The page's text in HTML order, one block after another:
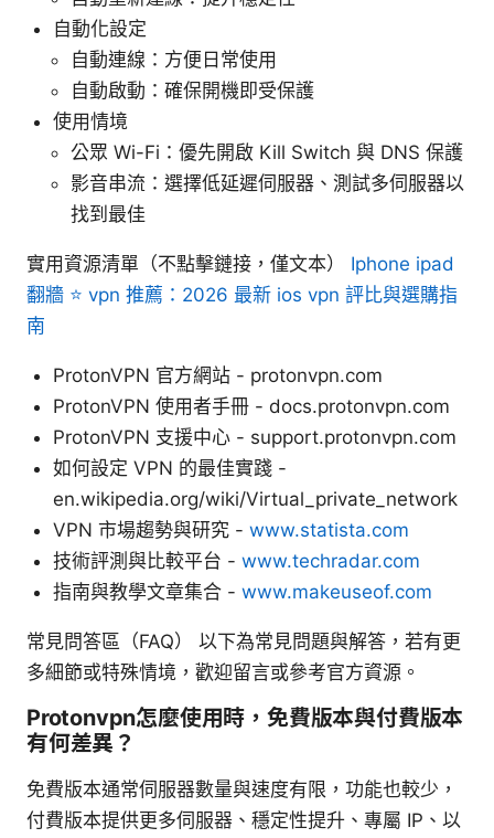
自動化設定
自動連線：方便日常使用
自動啟動：確保開機即受保護
使用情境
公眾 Wi-Fi：優先開啟 Kill Switch 與 DNS 保護
影音串流：選擇低延遲伺服器、測試多伺服器以
找到最佳
實用資源清單（不點擊鏈接，僅文本） Iphone ipad
翻牆 ⭐ vpn 推薦：2026 最新 ios vpn 評比與選購指
南
ProtonVPN 官方網站 - protonvpn.com
ProtonVPN 使用者手冊 - docs.protonvpn.com
ProtonVPN 支援中心 - support.protonvpn.com
如何設定 VPN 的最佳實踐 -
en.wikipedia.org/wiki/Virtual_private_network
VPN 市場趨勢與研究 - www.statista.com
技術評測與比較平台 - www.techradar.com
指南與教學文章集合 - www.makeuseof.com
常見問答區（FAQ） 以下為常見問題與解答，若有更
多細節或特殊情境，歡迎留言或參考官方資源。
Protonvpn怎麼使用時，免費版本與付費版本
有何差異？
免費版本通常伺服器數量與速度有限，功能也較少，
付費版本提供更多伺服器、穩定性提升、專屬 IP、以